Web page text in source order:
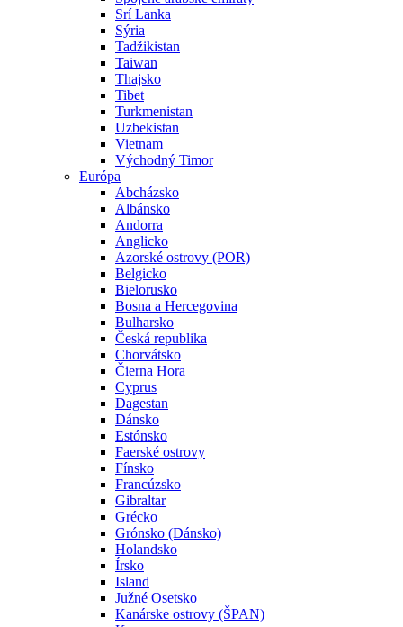
Srí Lanka
Sýria
Tadžikistan
Taiwan
Thajsko
Tibet
Turkmenistan
Uzbekistan
Vietnam
Východný Timor
Európa
Abcházsko
Albánsko
Andorra
Anglicko
Azorské ostrovy (POR)
Belgicko
Bielorusko
Bosna a Hercegovina
Bulharsko
Česká republika
Chorvátsko
Čierna Hora
Cyprus
Dagestan
Dánsko
Estónsko
Faerské ostrovy
Fínsko
Francúzsko
Gibraltar
Grécko
Grónsko (Dánsko)
Holandsko
Írsko
Island
Južné Osetsko
Kanárske ostrovy (ŠPAN)